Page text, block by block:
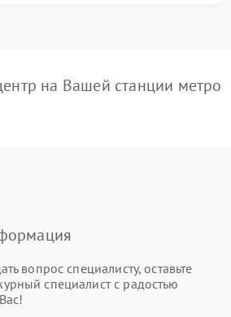
на Вашей станции метро
вопрос специалисту, оставьте
специалист с радостью